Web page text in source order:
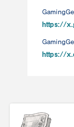
https://
https://